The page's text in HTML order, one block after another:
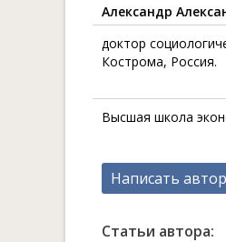
Александр
доктор
Кострома, Россия.
Высшая школа
Написать
Статьи автора: